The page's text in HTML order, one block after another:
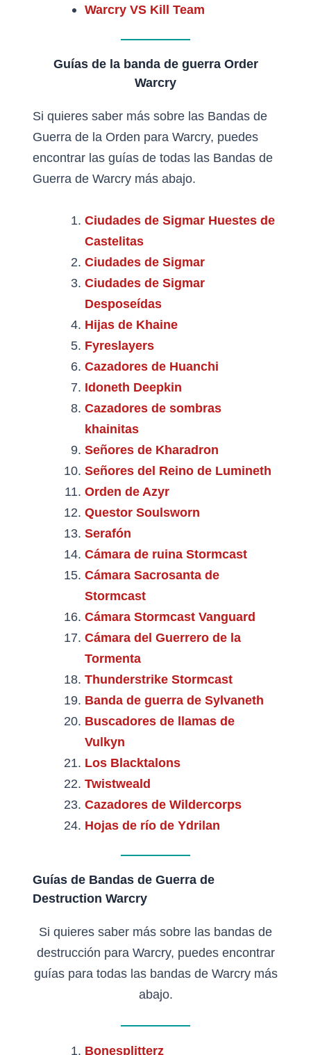
Warcry VS Kill Team
Guías de la banda de guerra Order
Warcry
Si quieres saber más sobre las Bandas de
Guerra de la Orden para Warcry, puedes
encontrar las guías de todas las Bandas de
Guerra de Warcry más abajo.
Ciudades de Sigmar Huestes de
Castelitas
Ciudades de Sigmar
Ciudades de Sigmar
Desposeídas
Hijas de Khaine
Fyreslayers
Cazadores de Huanchi
Idoneth Deepkin
Cazadores de sombras
khainitas
Señores de Kharadron
Señores del Reino de Lumineth
Orden de Azyr
Questor Soulsworn
Serafón
Cámara de ruina Stormcast
Cámara Sacrosanta de
Stormcast
Cámara Stormcast Vanguard
Cámara del Guerrero de la
Tormenta
Thunderstrike Stormcast
Banda de guerra de Sylvaneth
Buscadores de llamas de
Vulkyn
Los Blacktalons
Twistweald
Cazadores de Wildercorps
Hojas de río de Ydrilan
Guías de Bandas de Guerra de
Destruction Warcry
Si quieres saber más sobre las bandas de
destrucción para Warcry, puedes encontrar
guías para todas las bandas de Warcry más
abajo.
Bonesplitterz